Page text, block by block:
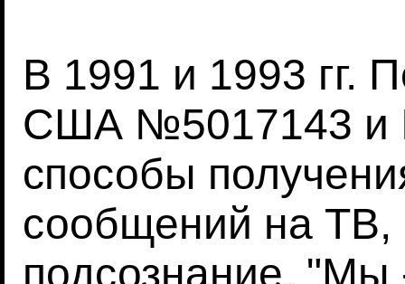
В 1991 и 1993 гг.
США №5017143 и
способы
сообщений на
подсознание. "Мы